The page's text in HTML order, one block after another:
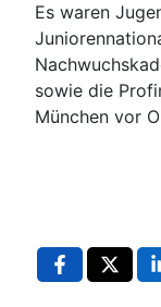
Es waren
sowie die
München vor